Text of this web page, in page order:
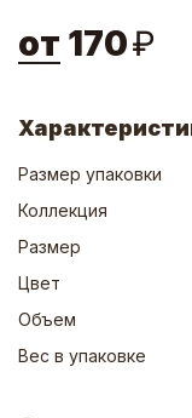
от 170₽
Размер упаковки
Коллекция
Размер
Цвет
Объем
Вес в упаковке